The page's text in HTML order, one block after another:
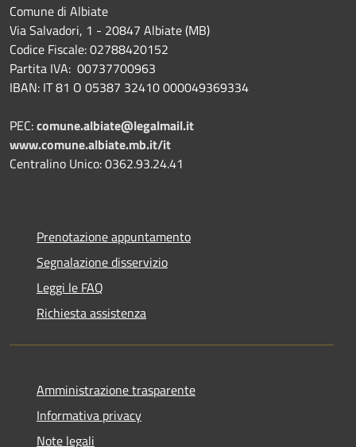
Comune di Albiate
Via Salvadori, 1 - 20847 Albiate (MB)
Codice Fiscale: 02788420152
Partita IVA: 00737700963
IBAN: IT 81 O 05387 32410 000049369334
PEC:comune.albiate@legalmail.it
www.comune.albiate.mb.it/it
Centralino Unico: 0362.93.24.41
Prenotazione appuntamento
Segnalazione disservizio
Leggi le FAQ
Richiesta assistenza
Amministrazione trasparente
Informativa privacy
Note legali